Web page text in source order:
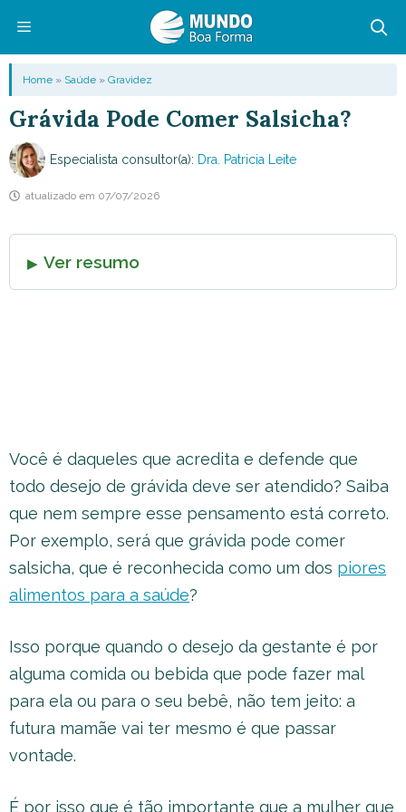
conteúdo
Menu
Home » Saúde » Gravidez
Grávida Pode Comer Salsicha?
Especialista consultor(a): Dra. Patricia Leite
atualizado em 07/07/2026
Ver resumo
Você é daqueles que acredita e defende que
todo desejo de grávida deve ser atendido? Saiba
que nem sempre esse pensamento está correto.
Por exemplo, será que grávida pode comer
salsicha, que é reconhecida como um dos piores
alimentos para a saúde?
Isso porque quando o desejo da gestante é por
alguma comida ou bebida que pode fazer mal
para ela ou para o seu bebê, não tem jeito: a
futura mamãe vai ter mesmo é que passar
vontade.
É por isso que é tão importante que a mulher que